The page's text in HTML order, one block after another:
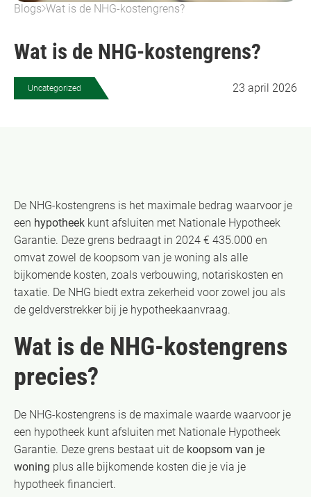
Blogs Wat is de NHG-kostengrens?
Wat is de NHG-kostengrens?
Uncategorized 23 april 2026
De NHG-kostengrens is het maximale bedrag waarvoor je
een hypotheek kunt afsluiten met Nationale Hypotheek
Garantie. Deze grens bedraagt in 2024 € 435.000 en
omvat zowel de koopsom van je woning als alle
bijkomende kosten, zoals verbouwing, notariskosten en
taxatie. De NHG biedt extra zekerheid voor zowel jou als
de geldverstrekker bij je hypotheekaanvraag.
Wat is de NHG-kostengrens
precies?
De NHG-kostengrens is de maximale waarde waarvoor je
een hypotheek kunt afsluiten met Nationale Hypotheek
Garantie. Deze grens bestaat uit de koopsom van je
woning plus alle bijkomende kosten die je via je
hypotheek financiert.